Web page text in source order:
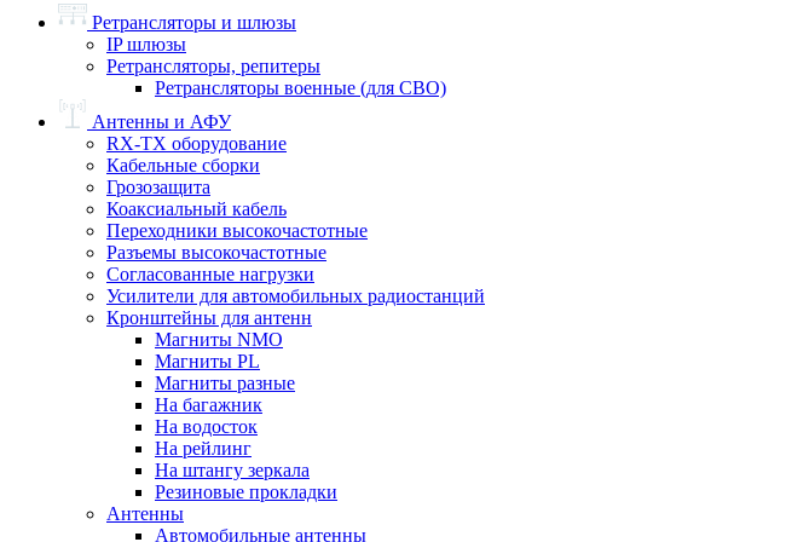
Ретрансляторы и шлюзы
IP шлюзы
Ретрансляторы, репитеры
Ретрансляторы военные (для СВО)
Антенны и АФУ
RX-TX оборудование
Кабельные сборки
Грозозащита
Коаксиальный кабель
Переходники высокочастотные
Разъемы высокочастотные
Согласованные нагрузки
Усилители для автомобильных радиостанций
Кронштейны для антенн
Магниты NMO
Магниты PL
Магниты разные
На багажник
На водосток
На рейлинг
На штангу зеркала
Резиновые прокладки
Антенны
Автомобильные антенны